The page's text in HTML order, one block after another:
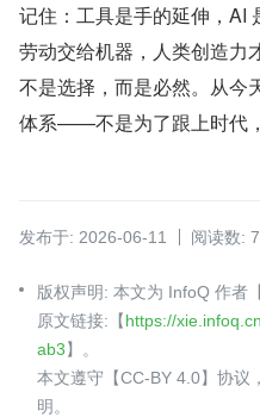
记住：工具是手的延伸，AI
劳动交给机器，人类创造力
不是选择，而是必然。从今
体系——不是为了跟上时代
发布于: 2026-06-11 阅读数:
版权声明: 本文为 InfoQ 作者
原文链接:【https://
ab3】。
本文遵守【CC-BY 4.0】协议
明。